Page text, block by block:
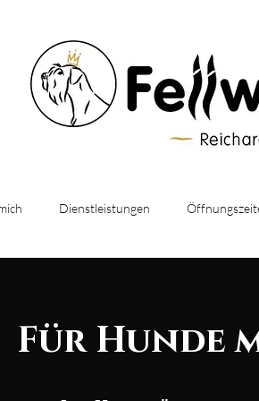
Dienstleistungen
Für Hunde